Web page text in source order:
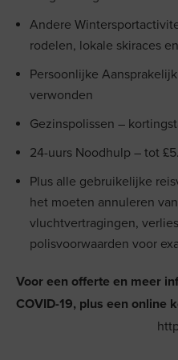
Andere
rodelen, lokale skiraces
Persoonlijke
verwonden
Gezinspolissen –
24-uurs Noodhulp – tot
Plus alle gebruikelijke
het moeten annuleren
vluchtvertragingen,
polisvoorwaarden voor
Voor een offerte en meer
COVID-19, plus een online